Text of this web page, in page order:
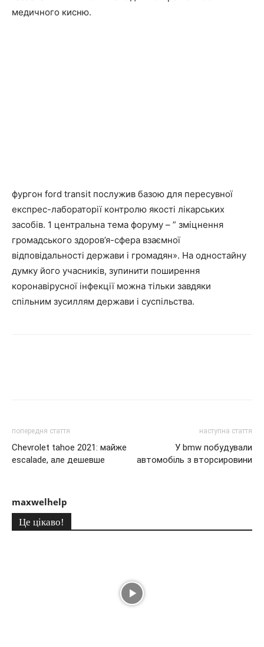
медичного кисню.
фургон ford transit послужив базою для пересувної
експрес-лабораторії контролю якості лікарських
засобів. 1 центральна тема форуму – ” зміцнення
громадського здоров’я-сфера взаємної
відповідальності держави і громадян». На одностайну
думку його учасників, зупинити поширення
коронавірусної інфекції можна тільки завдяки
спільним зусиллям держави і суспільства.
попередня стаття
Chevrolet tahoe 2021: майже
escalade, але дешевше
наступна стаття
У bmw побудували
автомобіль з вторсировини
maxwelhelp
Це цікаво!